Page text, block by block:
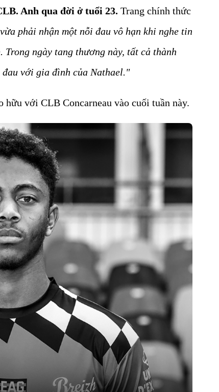
Anh qua đời ở tuổi 23. Trang chính thức
phải nhận một nỗi đau vô hạn khi nghe tin
ngày tang thương này, tất cả thành
đau với gia đình của Nathael."
hữu với CLB Concarneau vào cuối tuần này.